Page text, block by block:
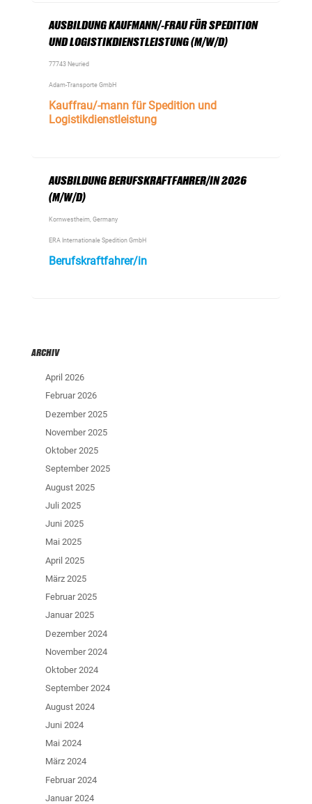
AUSBILDUNG KAUFMANN/-FRAU FÜR SPEDITION
UND LOGISTIKDIENSTLEISTUNG (M/W/D)
77743 Neuried
Adam-Transporte GmbH
Kauffrau/-mann für Spedition und
Logistikdienstleistung
AUSBILDUNG BERUFSKRAFTFAHRER/IN 2026
(M/W/D)
Kornwestheim, Germany
ERA Internationale Spedition GmbH
Berufskraftfahrer/in
ARCHIV
April 2026
Februar 2026
Dezember 2025
November 2025
Oktober 2025
September 2025
August 2025
Juli 2025
Juni 2025
Mai 2025
April 2025
März 2025
Februar 2025
Januar 2025
Dezember 2024
November 2024
Oktober 2024
September 2024
August 2024
Juni 2024
Mai 2024
März 2024
Februar 2024
Januar 2024